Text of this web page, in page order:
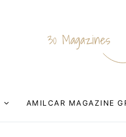
30 Magazines
AMILCAR MAGAZINE